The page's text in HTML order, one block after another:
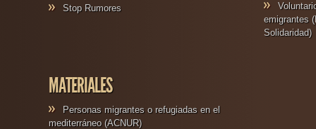
Stop Rumores
emigrantes
Solidaridad)
MATERIALES
Personas migrantes o refugiadas en el
mediterráneo (ACNUR)